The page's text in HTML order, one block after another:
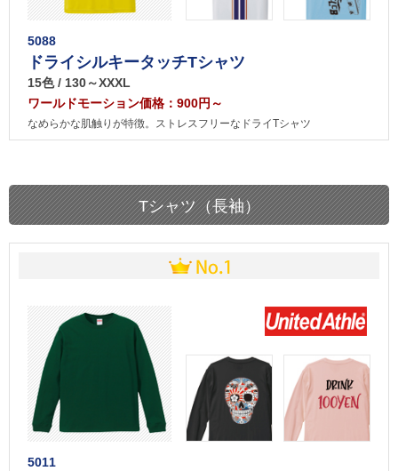
5088
ドライシルキータッチTシャツ
15色 / 130～XXXL
ワールドモーション価格：900円～
なめらかな肌触りが特徴。ストレスフリーなドライTシャツ
Tシャツ（長袖）
5011